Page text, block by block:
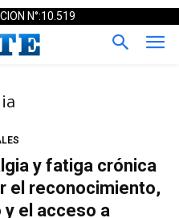
N°:10.519
y fatiga crónica
el reconocimiento,
el acceso a